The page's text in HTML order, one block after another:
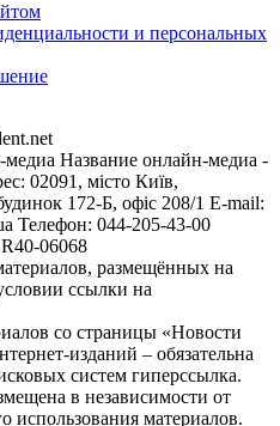
и персональных
Название онлайн-медиа -
02091, місто Київ,
172-Б, офіс 208/1 E-mail:
Телефон: 044-205-43-00
06068
размещённых на
ссылки на
со страницы «Новости
изданий – обязательна
систем гиперссылка.
в независимости от
использования материалов.